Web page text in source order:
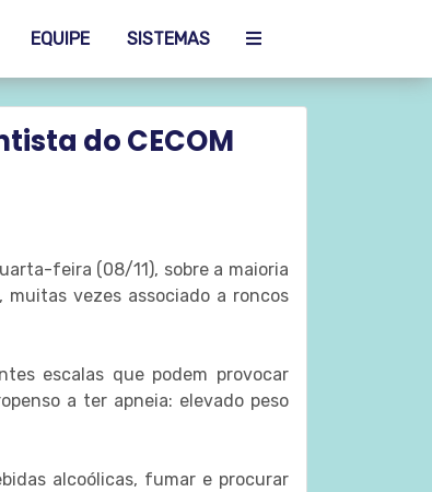
EQUIPE SISTEMAS
do CECOM
feira (08/11), sobre a maioria
vezes associado a roncos
escalas que podem provocar
a ter apneia: elevado peso
alcoólicas, fumar e procurar